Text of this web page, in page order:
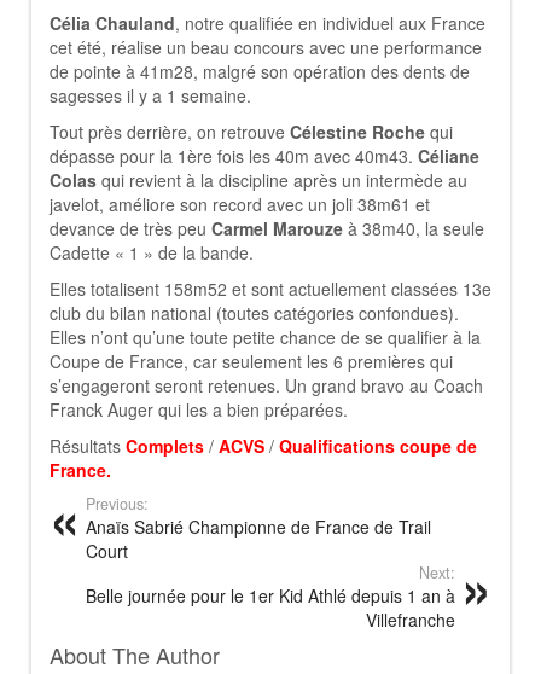
Célia Chauland, notre qualifiée en individuel aux France
cet été, réalise un beau concours avec une performance
de pointe à 41m28, malgré son opération des dents de
sagesses il y a 1 semaine.
Tout près derrière, on retrouve Célestine Roche qui
dépasse pour la 1ère fois les 40m avec 40m43. Céliane
Colas qui revient à la discipline après un intermède au
javelot, améliore son record avec un joli 38m61 et
devance de très peu Carmel Marouze à 38m40, la seule
Cadette « 1 » de la bande.
Elles totalisent 158m52 et sont actuellement classées 13e
club du bilan national (toutes catégories confondues).
Elles n’ont qu’une toute petite chance de se qualifier à la
Coupe de France, car seulement les 6 premières qui
s’engageront seront retenues. Un grand bravo au Coach
Franck Auger qui les a bien préparées.
Résultats Complets / ACVS / Qualifications coupe de
France.
Previous:
Anaïs Sabrié Championne de France de Trail
Court
Next:
Belle journée pour le 1er Kid Athlé depuis 1 an à
Villefranche
About The Author